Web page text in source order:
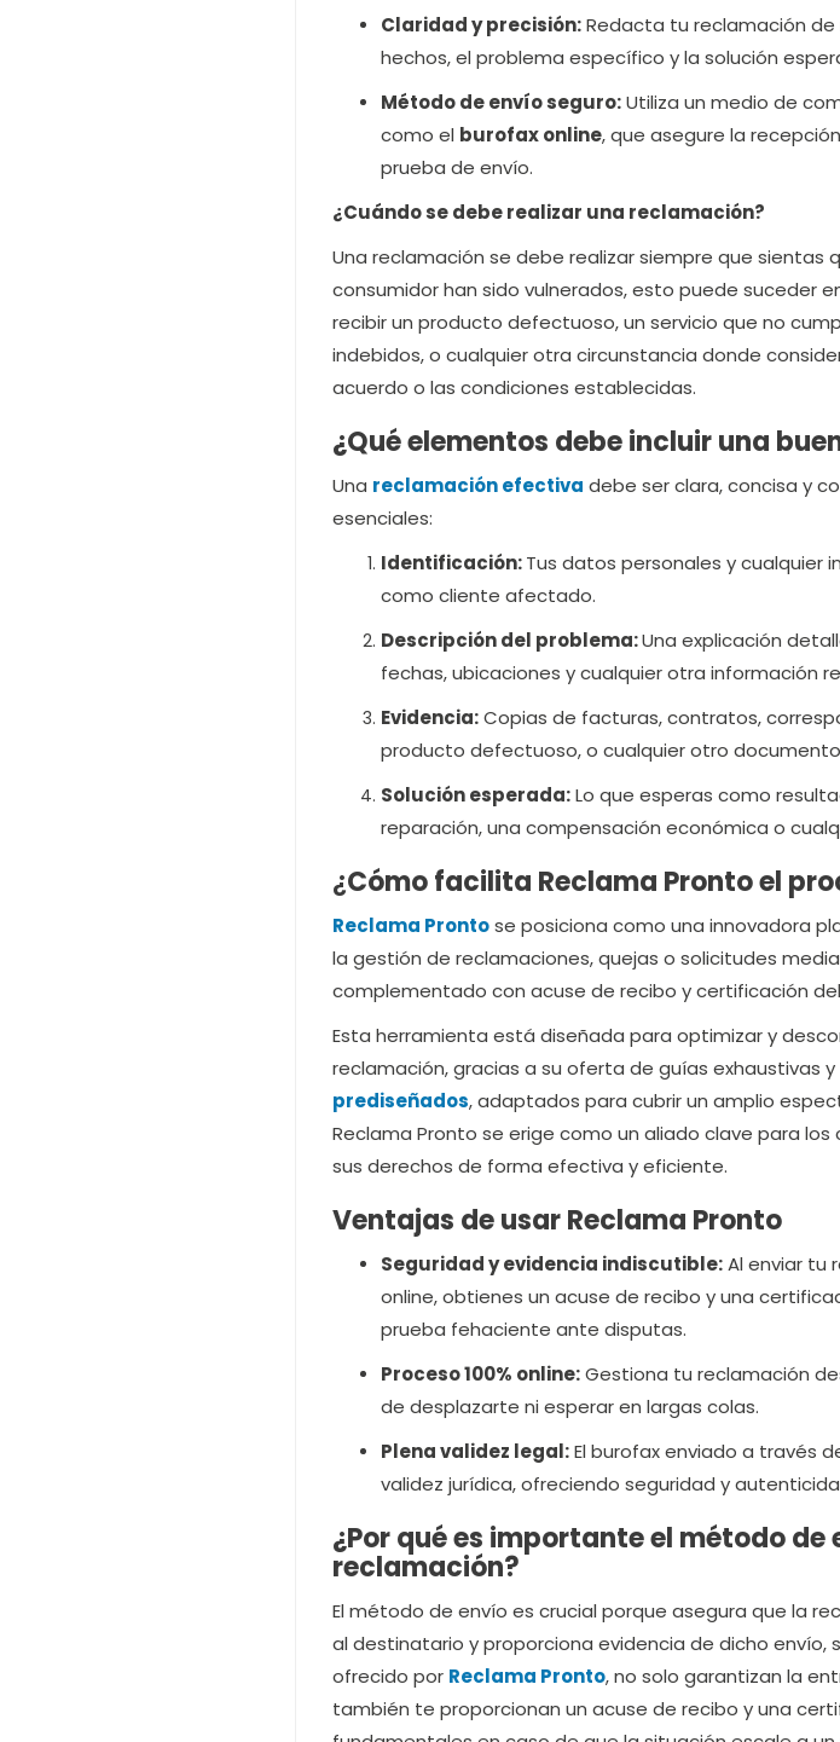
Claridad y precisión:Redacta tu reclamación
hechos, el problema específico y la solución
Método de envío seguro:Utiliza un medio de
como el burofax online, que asegure la
prueba de envío.
¿Cuándo se debe realizar una reclamación?
Una reclamación se debe realizar siempre que sientas
consumidor han sido vulnerados, esto puede suceder
recibir un producto defectuoso, un servicio que no
indebidos, o cualquier otra circunstancia donde
acuerdo o las condiciones establecidas.
¿Qué elementos debe incluir una
Una reclamación efectiva debe ser clara, concisa y
esenciales:
Identificación:Tus datos personales y cualquier
como cliente afectado.
Descripción del problema:Una explicación
fechas, ubicaciones y cualquier otra información
Evidencia:Copias de facturas, contratos,
producto defectuoso, o cualquier otro
Solución esperada:Lo que esperas como
reparación, una compensación económica o
¿Cómo facilita Reclama Pronto el
Reclama Prontose posiciona como una innovadora
la gestión de reclamaciones, quejas o solicitudes
complementado con acuse de recibo y certificación
Esta herramienta está diseñada para optimizar y
reclamación, gracias a su oferta de guías exhaustivas y
prediseñados, adaptados para cubrir un amplio
Reclama Pronto se erige como un aliado clave para
sus derechos de forma efectiva y eficiente.
Ventajas de usar Reclama Pronto
Seguridad y evidencia indiscutible:Al enviar tu
online, obtienes un acuse de recibo y una
prueba fehaciente ante disputas.
Proceso 100% online:Gestiona tu reclamación
de desplazarte ni esperar en largas colas.
Plena validez legal:El burofax enviado a través
validez jurídica, ofreciendo seguridad y
¿Por qué es importante el método de
reclamación?
El método de envío es crucial porque asegura que la
al destinatario y proporciona evidencia de dicho envío,
ofrecido por Reclama Pronto, no solo garantizan la
también te proporcionan un acuse de recibo y una